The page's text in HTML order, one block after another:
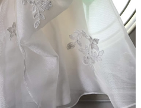
ニーバッグ＆ポーチ
フリルのベビードレス
ィーとシェリーメイのウ